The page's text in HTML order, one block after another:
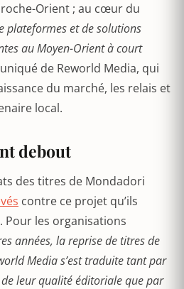
Orient ; au cœur du
plateformes et de solutions
au Moyen-Orient à court
de Reworld Media, qui
du marché, les relais et
local.
debout
des titres de Mondadori
contre ce projet qu’ils
Pour les organisations
années, la reprise de titres de
Media s’est traduite tant par
leur qualité éditoriale que par